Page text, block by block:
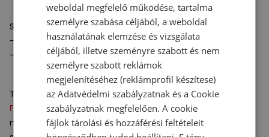
Specifikációk:
- Súly: 307 g (43-as EU méret).
- Drop: 8 mm
Technológiák:
Fresh FoamX– innovatív, könnyű párnázó hab, amely
nagyfokú ellenállással rendelkezik a deformációval
weboldal megfelelő működése, tartalma
személyre szabása céljából, a weboldal
használatának elemzése és vizsgálata
céljából, illetve szeményre szabott és nem
személyre szabott reklámok
megjelenítéséhez (reklámprofil készítese)
azAdatvédelmi szabályzatnak és a Cookie
szabályzatnak megfelelően. A cookie
fájlok tárolási és hozzáférési feltételeit